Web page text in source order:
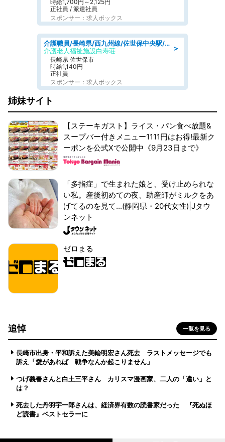
時給1,700円～2,125円
正社員 / 派遣社員
スポンサー：求人ボックス
＞
介護職員/長崎県/西九州線/佐世保中央駅/佐世保市
介護老人福祉施設白寿荘
長崎県 佐世保市
時給1,140円
正社員
スポンサー：求人ボックス
姉妹サイト
【ステーキガスト】ライス・パン食べ放題&
スープバー付きメニュー1111円はお得!最新ク
ーポンを公式Xで公開中《9月23日まで》
「多指症」で生まれた娘と、受け止められな
い私。産後初めての夜、助産師がミルクをあ
げてるのを見て...(静岡県・20代女性)|Jタウ
ンネット
ゼロまる
追悼 一覧を見る
長崎市出身・平和訴えた美輪明宏さん死去 ラストメッセージでも
訴え「愛があれば 戦争なんか起こりません」
つげ義春さんと白土三平さん カリスマ漫画家、二人の「違い」と
は？
死去した丹羽宇一郎さんは、経済界有数の読書家だった 『死ぬほ
ど読書』ベストセラーに